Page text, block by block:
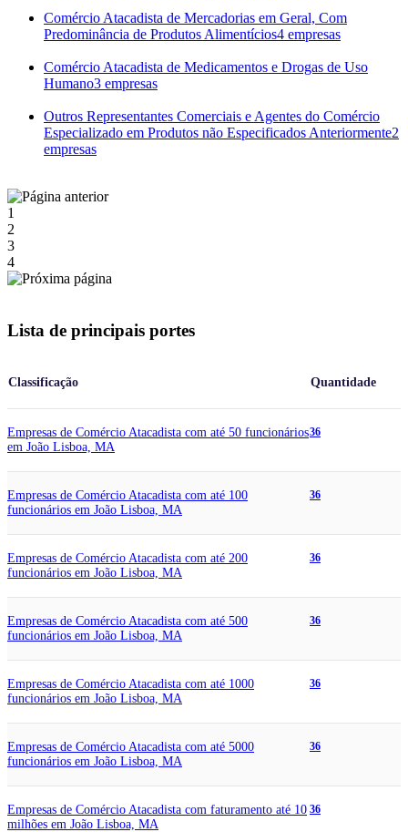
Comércio Atacadista de Mercadorias em Geral, Com
Predominância de Produtos Alimentícios4 empresas
Comércio Atacadista de Medicamentos e Drogas de Uso
Humano3 empresas
Outros Representantes Comerciais e Agentes do Comércio
Especializado em Produtos não Especificados Anteriormente2
empresas
1
2
3
4
Lista de principais portes
Classificação Quantidade
Empresas de Comércio Atacadista com até 50 funcionários
em João Lisboa, MA
36
Empresas de Comércio Atacadista com até 100
funcionários em João Lisboa, MA
36
Empresas de Comércio Atacadista com até 200
funcionários em João Lisboa, MA
36
Empresas de Comércio Atacadista com até 500
funcionários em João Lisboa, MA
36
Empresas de Comércio Atacadista com até 1000
funcionários em João Lisboa, MA
36
Empresas de Comércio Atacadista com até 5000
funcionários em João Lisboa, MA
36
Empresas de Comércio Atacadista com faturamento até 10
milhões em João Lisboa, MA
36